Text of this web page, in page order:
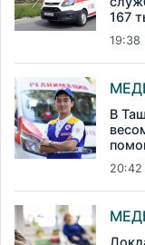
167
19:38
В
20:42